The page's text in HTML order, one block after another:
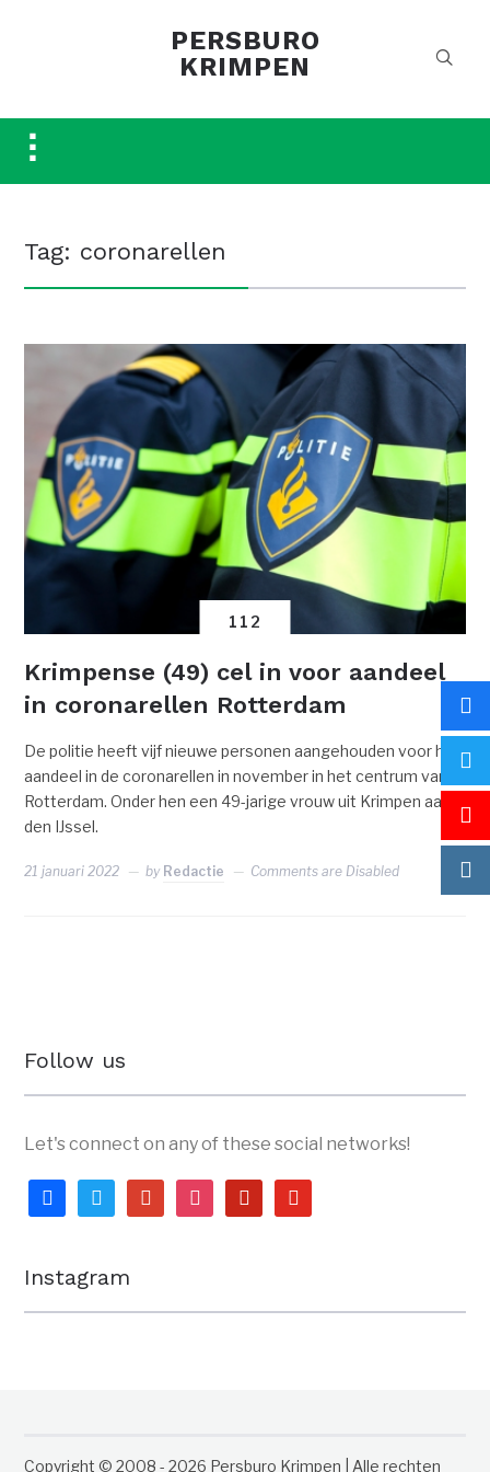
PERSBURO
KRIMPEN
Toggle
sidebar
Tag: coronarellen
112
Krimpense (49) cel in voor aandeel
in coronarellen Rotterdam
De politie heeft vijf nieuwe personen aangehouden voor hun
aandeel in de coronarellen in november in het centrum van
Rotterdam. Onder hen een 49-jarige vrouw uit Krimpen aan
den IJssel.
21 januari 2022 by Redactie Comments are Disabled
Follow us
Let's connect on any of these social networks!
facebooktwitter google instagrampinterestyoutube
Instagram
Copyright © 2008 - 2026 Persburo Krimpen | Alle rechten